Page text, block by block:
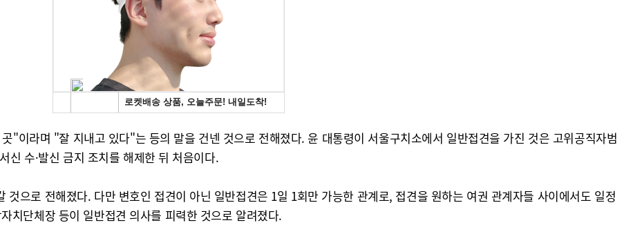
"이라며 "잘 지내고 있다"는 등의 말을 건넨 것으로 전해졌다. 윤 대통령이 서울구치소에서 일반접견을 가진 것은 고위공직자범
신 수·발신 금지 조치를 해제한 뒤 처음이다.
으로 전해졌다. 다만 변호인 접견이 아닌 일반접견은 1일 1회만 가능한 관계로, 접견을 원하는 여권 관계자들 사이에서도 일정
치단체장 등이 일반접견 의사를 피력한 것으로 알려졌다.